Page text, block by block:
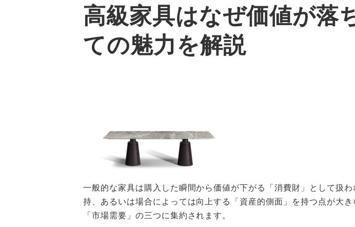
高級家具はなぜ価値が落
ての魅力を解説
一般的な家具は購入した瞬間から価値が下がる「消費財」として扱
持、あるいは場合によっては向上する「資産的側面」を持つ点が大
「市場需要」の三つに集約されます。